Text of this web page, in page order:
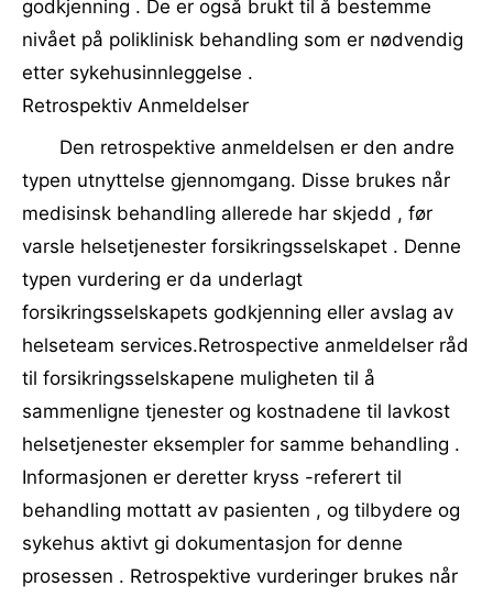
godkjenning . De er også brukt til å bestemme
nivået på poliklinisk behandling som er nødvendig
etter sykehusinnleggelse .
Retrospektiv Anmeldelser
Den retrospektive anmeldelsen er den andre
typen utnyttelse gjennomgang. Disse brukes når
medisinsk behandling allerede har skjedd , før
varsle helsetjenester forsikringsselskapet . Denne
typen vurdering er da underlagt
forsikringsselskapets godkjenning eller avslag av
helseteam services.Retrospective anmeldelser råd
til forsikringsselskapene muligheten til å
sammenligne tjenester og kostnadene til lavkost
helsetjenester eksempler for samme behandling .
Informasjonen er deretter kryss -referert til
behandling mottatt av pasienten , og tilbydere og
sykehus aktivt gi dokumentasjon for denne
prosessen . Retrospektive vurderinger brukes når